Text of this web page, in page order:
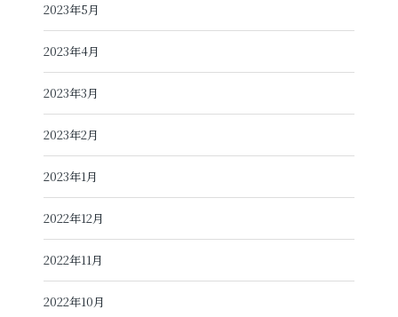
2023年5月
2023年4月
2023年3月
2023年2月
2023年1月
2022年12月
2022年11月
2022年10月